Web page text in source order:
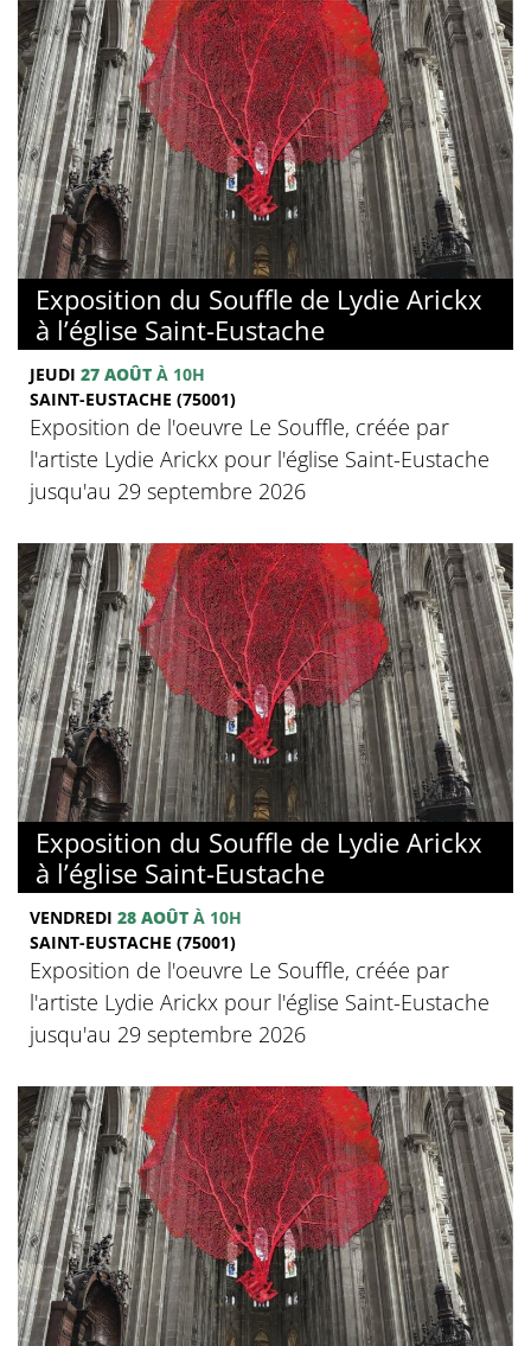
Exposition du Souffle de Lydie Arickx
à l’église Saint-Eustache
JEUDI 27 AOÛT À 10H
SAINT-EUSTACHE (75001)
Exposition de l'oeuvre Le Souffle, créée par
l'artiste Lydie Arickx pour l'église Saint-Eustache
jusqu'au 29 septembre 2026
Exposition du Souffle de Lydie Arickx
à l’église Saint-Eustache
VENDREDI 28 AOÛT À 10H
SAINT-EUSTACHE (75001)
Exposition de l'oeuvre Le Souffle, créée par
l'artiste Lydie Arickx pour l'église Saint-Eustache
jusqu'au 29 septembre 2026